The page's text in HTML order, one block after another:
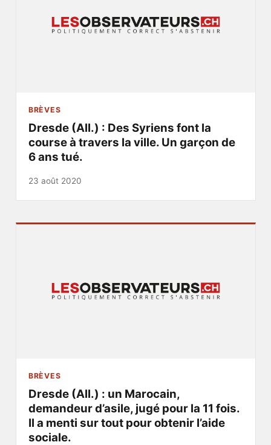
BRÈVES
Dresde (All.) : Des Syriens font la
course à travers la ville. Un garçon de
6 ans tué.
23 août 2020
BRÈVES
Dresde (All.) : un Marocain,
demandeur d’asile, jugé pour la 11 fois.
Il a menti sur tout pour obtenir l’aide
sociale.